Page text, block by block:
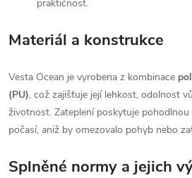
praktičnost.
Materiál a konstrukce
Vesta Ocean je vyrobena z kombinace
(PU), což zajišťuje její lehkost, odolnost
životnost. Zateplení poskytuje
počasí, aniž by omezovalo pohyb nebo
Splněné normy a jejich